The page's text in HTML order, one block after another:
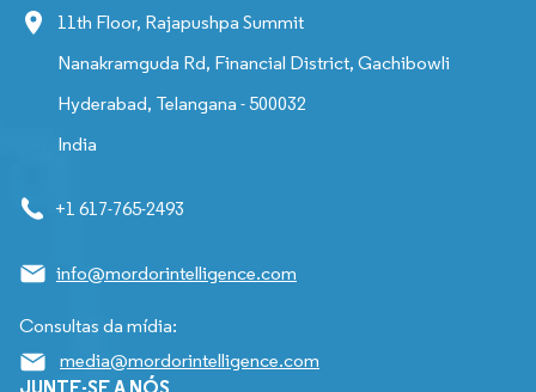
11th Floor, Rajapushpa Summit
Nanakramguda Rd, Financial District, Gachibowli
Hyderabad, Telangana - 500032
India
+1 617-765-2493
info@mordorintelligence.com
Consultas da mídia:
media@mordorintelligence.com